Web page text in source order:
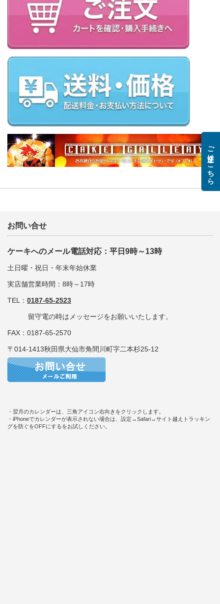
お問い合せ
ケーキへのメール電話対応：平日9時～13時
土日曜・祝日・年末年始休業
実店舗営業時間：8時～17時
TEL： 0187-65-2523
留守電の時はメッセージをお願いいたします。
FAX：0187-65-2570
〒014-1413秋田県大仙市角間川町字二本杉25-12
・翌月のカレンダーは、三角アイコン右向きをクリックします。
・iPhoneでカレンダーが表示されない場合は、設定→Safari→サイト越えトラッキン
グを防ぐをOFFにするをお試しください。
ご注文はこちら